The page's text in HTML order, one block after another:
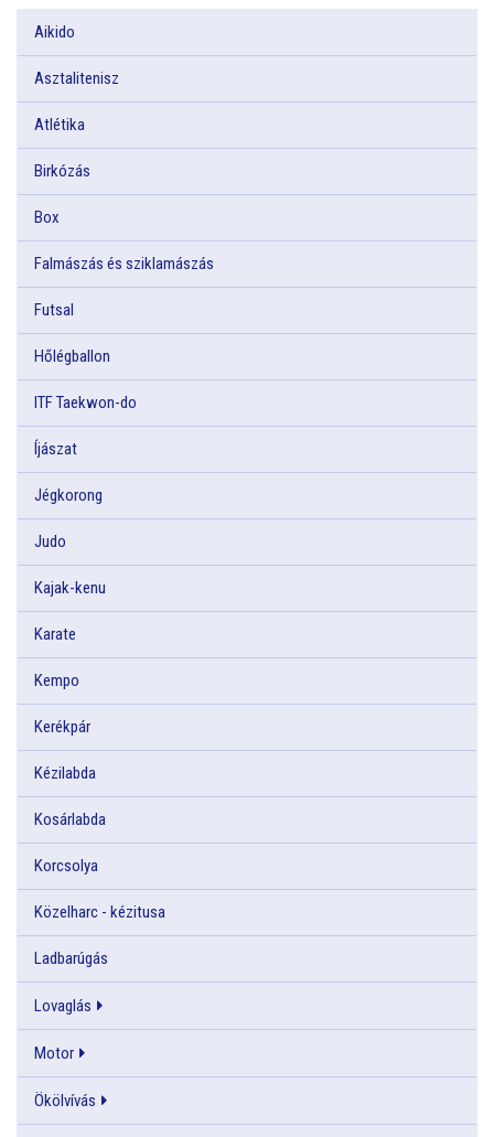
Aikido
Asztalitenisz
Atlétika
Birkózás
Box
Falmászás és sziklamászás
Futsal
Hőlégballon
ITF Taekwon-do
Íjászat
Jégkorong
Judo
Kajak-kenu
Karate
Kempo
Kerékpár
Kézilabda
Kosárlabda
Korcsolya
Közelharc - kézitusa
Ladbarúgás
Lovaglás
Motor
Ökölvívás